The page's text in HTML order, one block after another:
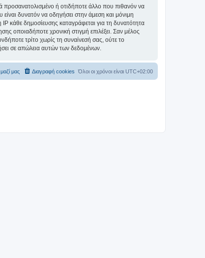
προσανατολισμένο ή οτιδήποτε άλλο που πιθανόν να
είναι δυνατόν να οδηγήσει στην άμεση και μόνιμη
κάθε δημοσίευσης καταγράφεται για τη δυνατότητα
οποιαδήποτε χρονική στιγμή επιλέξει. Σαν μέλος
τρίτο χωρίς τη συναίνεσή σας, ούτε το
σε απώλεια αυτών των δεδομένων.
Όλοι οι χρόνοι είναι UTC+02:00
Διαγραφή cookies
μας